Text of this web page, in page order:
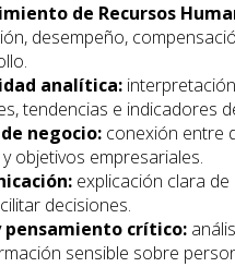
de Recursos
desempeño,
analítica:
tendencias e indicadores
negocio: conexión entre
objetivos empresariales.
explicación clara
decisiones.
pensamiento crítico:
sensible sobre